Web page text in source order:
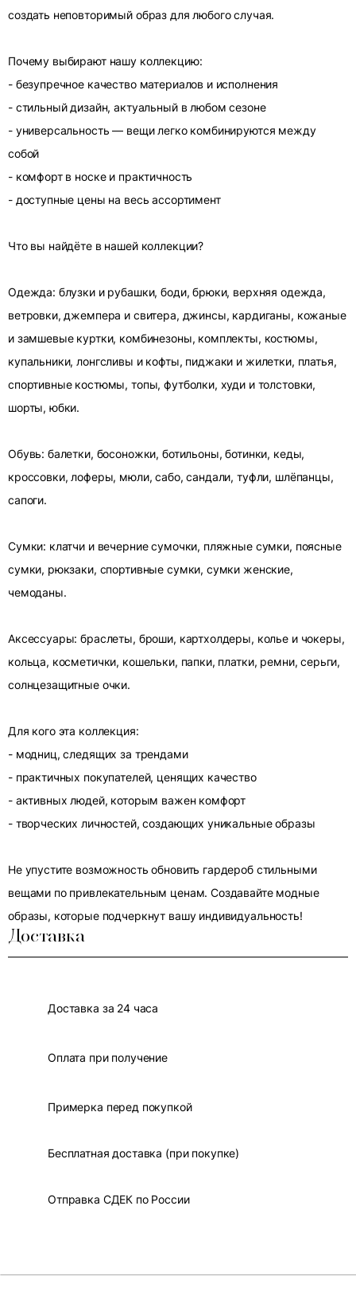
создать неповторимый образ для любого случая.
Почему выбирают нашу коллекцию:
- безупречное качество материалов и исполнения
- стильный дизайн, актуальный в любом сезоне
- универсальность — вещи легко комбинируются между
собой
- комфорт в носке и практичность
- доступные цены на весь ассортимент
Что вы найдёте в нашей коллекции?
Одежда: блузки и рубашки, боди, брюки, верхняя одежда,
ветровки, джемпера и свитера, джинсы, кардиганы, кожаные
и замшевые куртки, комбинезоны, комплекты, костюмы,
купальники, лонгсливы и кофты, пиджаки и жилетки, платья,
спортивные костюмы, топы, футболки, худи и толстовки,
шорты, юбки.
Обувь: балетки, босоножки, ботильоны, ботинки, кеды,
кроссовки, лоферы, мюли, сабо, сандали, туфли, шлёпанцы,
сапоги.
Сумки: клатчи и вечерние сумочки, пляжные сумки, поясные
сумки, рюкзаки, спортивные сумки, сумки женские,
чемоданы.
Аксессуары: браслеты, броши, картхолдеры, колье и чокеры,
кольца, косметички, кошельки, папки, платки, ремни, серьги,
солнцезащитные очки.
Для кого эта коллекция:
- модниц, следящих за трендами
- практичных покупателей, ценящих качество
- активных людей, которым важен комфорт
- творческих личностей, создающих уникальные образы
Не упустите возможность обновить гардероб стильными
вещами по привлекательным ценам. Создавайте модные
образы, которые подчеркнут вашу индивидуальность!
Доставка
Доставка за 24 часа
Оплата при получение
Примерка перед покупкой
Бесплатная доставка (при покупке)
Отправка СДЕК по России